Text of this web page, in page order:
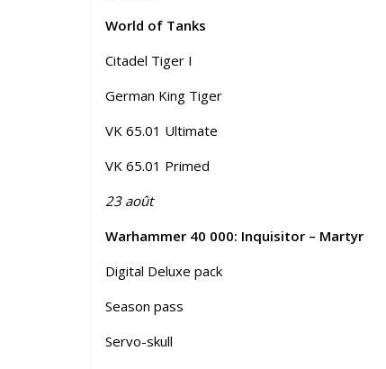
World of Tanks
Citadel Tiger I
German King Tiger
VK 65.01 Ultimate
VK 65.01 Primed
23 août
Warhammer 40 000: Inquisitor – Martyr
Digital Deluxe pack
Season pass
Servo-skull